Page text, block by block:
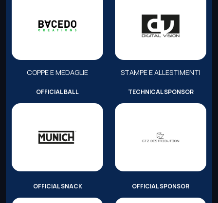
COPPE E MEDAGLIE STAMPE E ALLESTIMENTI
OFFICIAL BALL TECHNICAL SPONSOR
OFFICIAL SNACK OFFICIAL SPONSOR